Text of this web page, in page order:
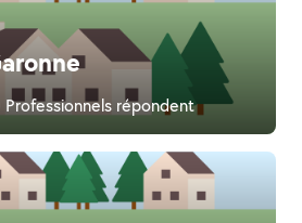
Professionnels répondent